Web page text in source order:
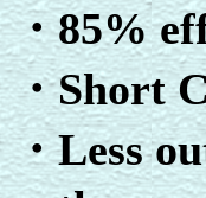
・85%
・Short
・Less